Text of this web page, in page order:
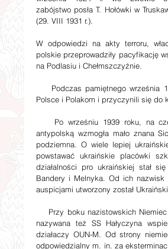
zabójstwo posła T. Hołówki w
(29. VIII 1931 r.).
W odpowiedzi na akty terroru,
polskie przeprowadziły pacyfikację
na Podlasiu i Chełmszczyźnie.
Podczas pamiętnego września
Polsce i Polakom i przyczynili się do
Po wrześniu 1939 roku, na
antypolską wzmogła mało znana
podziemna. O wiele lepiej
powstawać ukraińskie placówki
działalności pro ukraińskiej stał
Bandery i Melnyka. Od ich nazwisk
auspicjami utworzony został
Przy boku nazistowskich Niemiec
nazywana też SS Hałyczyna
działaczy OUN-M. Od strony
odpowiedzialny m. in. za